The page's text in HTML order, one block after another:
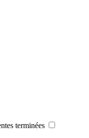
terminées